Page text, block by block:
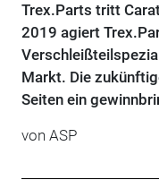
Trex.Parts tritt
2019 agiert
Markt. Die
Seiten ein
von ASP